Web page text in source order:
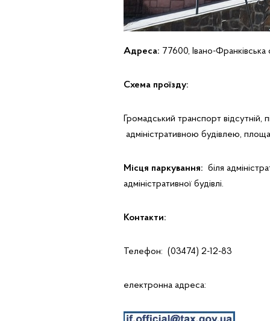
Адреса: 77600, Івано-
Схема проїзду:
Громадський транспорт відсутній,
адміністративною будівлею,
Місця паркування: біля
адміністративної будівлі.
Контакти:
Телефон: (03474) 2-12-83
електронна адреса: